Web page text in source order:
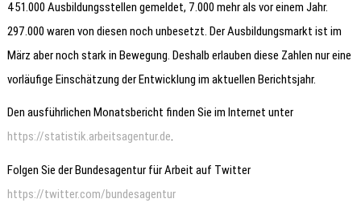
451.000 Ausbildungsstellen gemeldet, 7.000 mehr als vor einem Jahr.
297.000 waren von diesen noch unbesetzt. Der Ausbildungsmarkt ist im
März aber noch stark in Bewegung. Deshalb erlauben diese Zahlen nur eine
vorläufige Einschätzung der Entwicklung im aktuellen Berichtsjahr.
Den ausführlichen Monatsbericht finden Sie im Internet unter
https://statistik.arbeitsagentur.de.
Folgen Sie der Bundesagentur für Arbeit auf Twitter
https://twitter.com/bundesagentur